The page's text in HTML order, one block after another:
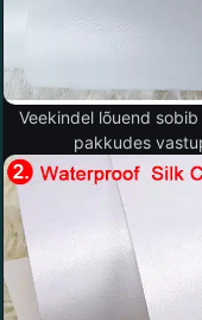
Veekindel lõuend
pakkudes